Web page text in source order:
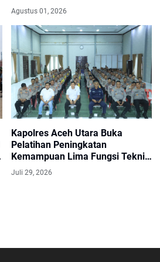
Pertanian di Aceh Utara
Agustus 01, 2026
Kapolres Aceh Utara Buka
Pelatihan Peningkatan
Kemampuan Lima Fungsi Teknis
Kepolisian
Juli 29, 2026